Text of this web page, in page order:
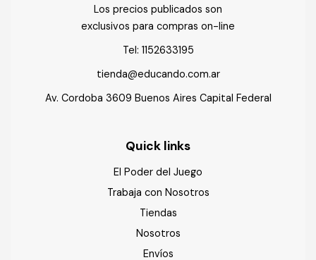
Los precios publicados son
exclusivos para compras on-line
Tel: 1152633195
tienda@educando.com.ar
Av. Cordoba 3609 Buenos Aires Capital Federal
Quick links
El Poder del Juego
Trabaja con Nosotros
Tiendas
Nosotros
Envíos